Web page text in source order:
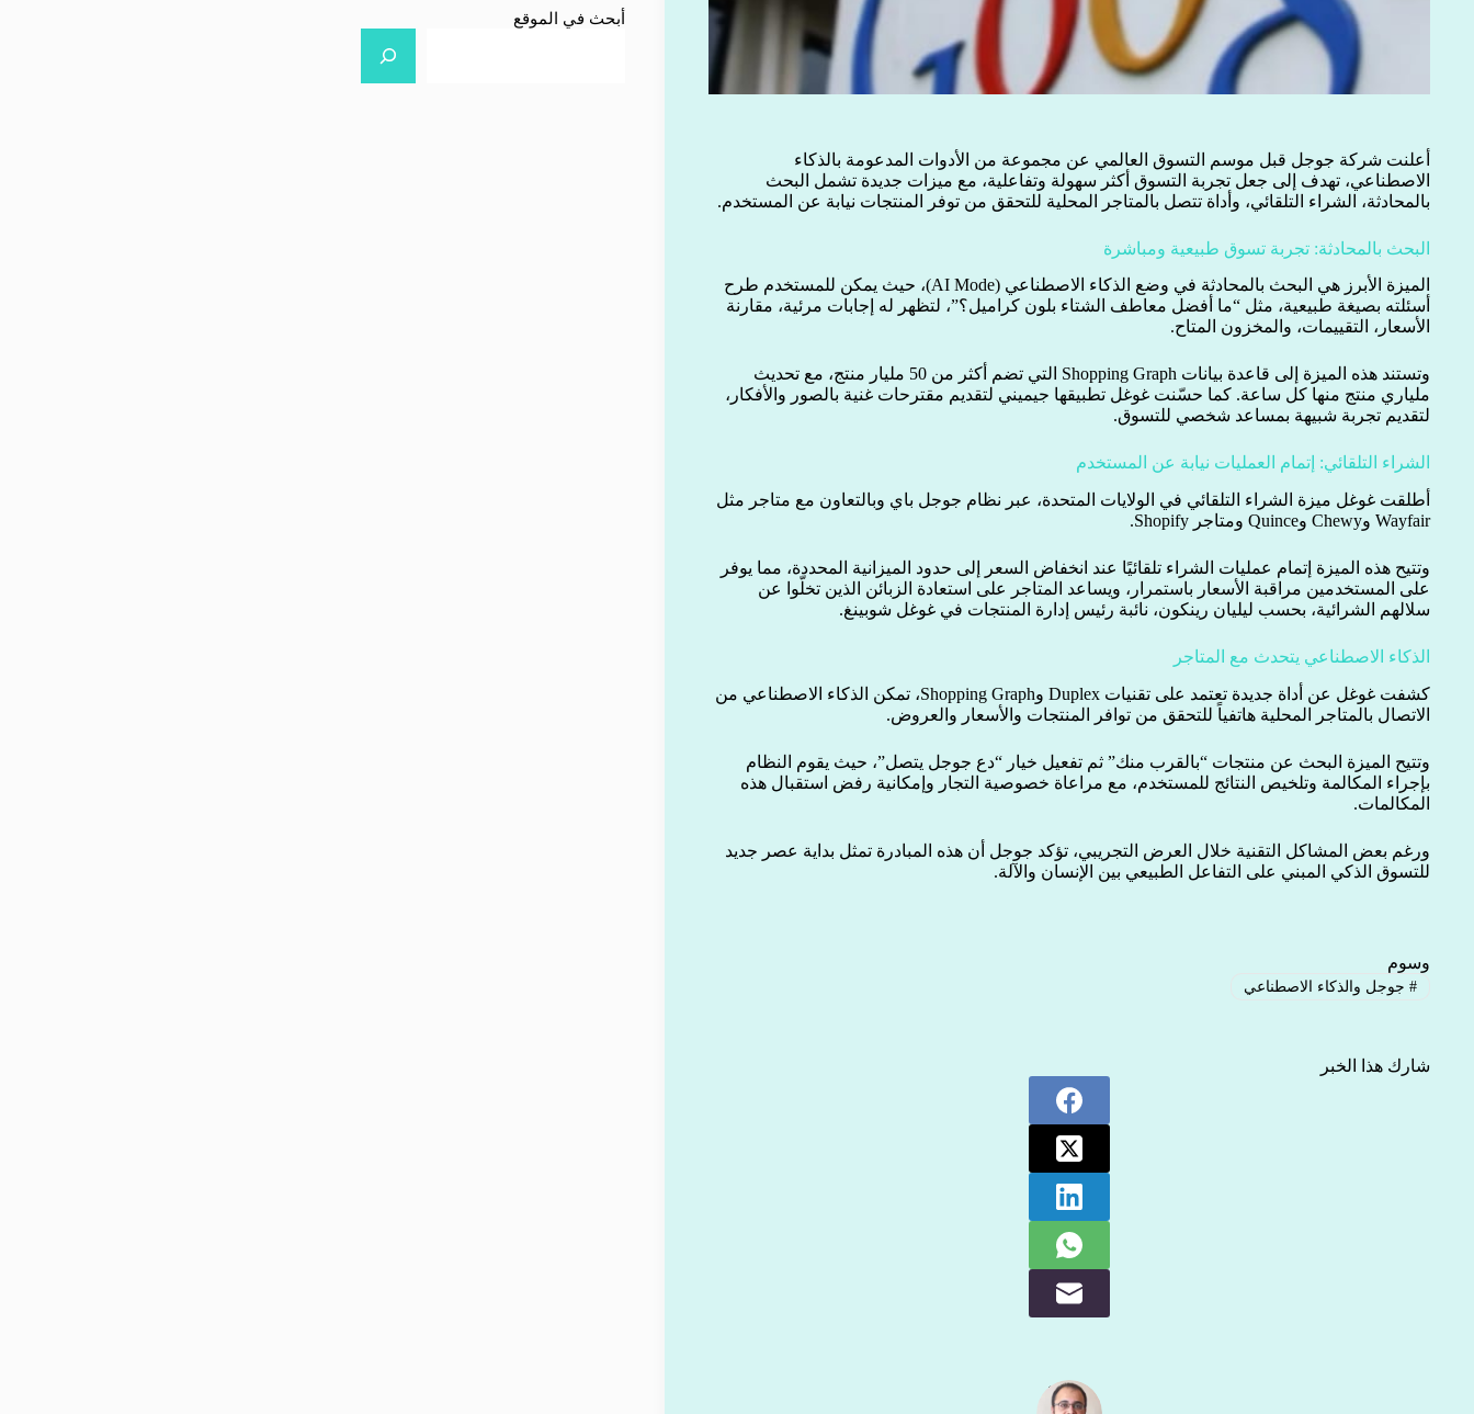
أعلنت شركة جوجل قبل موسم التسوق العالمي عن مجموعة من الأدوات المدعومة بالذكاء
الاصطناعي، تهدف إلى جعل تجربة التسوق أكثر سهولة وتفاعلية، مع ميزات جديدة تشمل البحث
بالمحادثة، الشراء التلقائي، وأداة تتصل بالمتاجر المحلية للتحقق من توفر المنتجات نيابة عن المستخدم.
البحث بالمحادثة: تجربة تسوق طبيعية ومباشرة
الميزة الأبرز هي البحث بالمحادثة في وضع الذكاء الاصطناعي (AI Mode)، حيث يمكن للمستخدم طرح
أسئلته بصيغة طبيعية، مثل “ما أفضل معاطف الشتاء بلون كراميل؟”، لتظهر له إجابات مرئية، مقارنة
الأسعار، التقييمات، والمخزون المتاح.
وتستند هذه الميزة إلى قاعدة بيانات Shopping Graph التي تضم أكثر من 50 مليار منتج، مع تحديث
ملياري منتج منها كل ساعة. كما حسّنت غوغل تطبيقها جيميني لتقديم مقترحات غنية بالصور والأفكار،
لتقديم تجربة شبيهة بمساعد شخصي للتسوق.
الشراء التلقائي: إتمام العمليات نيابة عن المستخدم
أطلقت غوغل ميزة الشراء التلقائي في الولايات المتحدة، عبر نظام جوجل باي وبالتعاون مع متاجر مثل
Wayfair وChewy وQuince ومتاجر Shopify.
وتتيح هذه الميزة إتمام عمليات الشراء تلقائيًا عند انخفاض السعر إلى حدود الميزانية المحددة، مما يوفر
على المستخدمين مراقبة الأسعار باستمرار، ويساعد المتاجر على استعادة الزبائن الذين تخلّوا عن
سلالهم الشرائية، بحسب ليليان رينكون، نائبة رئيس إدارة المنتجات في غوغل شوبينغ.
الذكاء الاصطناعي يتحدث مع المتاجر
كشفت غوغل عن أداة جديدة تعتمد على تقنيات Duplex وShopping Graph، تمكن الذكاء الاصطناعي من
الاتصال بالمتاجر المحلية هاتفياً للتحقق من توافر المنتجات والأسعار والعروض.
وتتيح الميزة البحث عن منتجات “بالقرب منك” ثم تفعيل خيار “دع جوجل يتصل”، حيث يقوم النظام
بإجراء المكالمة وتلخيص النتائج للمستخدم، مع مراعاة خصوصية التجار وإمكانية رفض استقبال هذه
المكالمات.
ورغم بعض المشاكل التقنية خلال العرض التجريبي، تؤكد جوجل أن هذه المبادرة تمثل بداية عصر جديد
للتسوق الذكي المبني على التفاعل الطبيعي بين الإنسان والآلة.
وسوم
#جوجل والذكاء الاصطناعي
شارك هذا الخبر
أبحث في الموقع